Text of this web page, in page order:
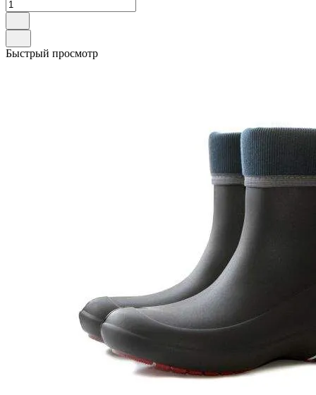
Быстрый просмотр